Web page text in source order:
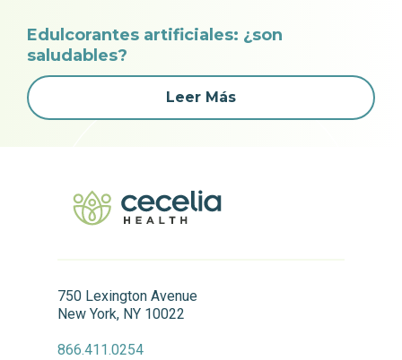
Edulcorantes artificiales: ¿son
saludables?
Leer Más
750 Lexington Avenue
New York, NY 10022
866.411.0254